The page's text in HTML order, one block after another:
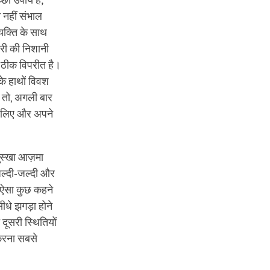
नहीं संभाल
के साथ
की निशानी
विपरीत है।
हाथों विवश
अगली बार
और अपने
आज़मा
जल्दी और
ऐसा कुछ कहने
झगड़ा होने
स्थितियों
सबसे